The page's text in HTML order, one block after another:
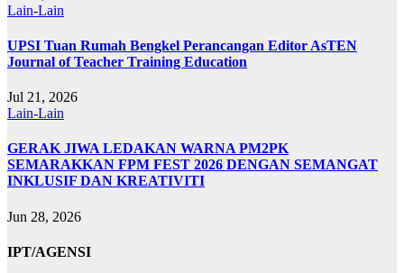
Lain-Lain
UPSI Tuan Rumah Bengkel Perancangan Editor AsTEN
Journal of Teacher Training Education
Jul 21, 2026
Lain-Lain
GERAK JIWA LEDAKAN WARNA PM2PK
SEMARAKKAN FPM FEST 2026 DENGAN SEMANGAT
INKLUSIF DAN KREATIVITI
Jun 28, 2026
IPT/AGENSI